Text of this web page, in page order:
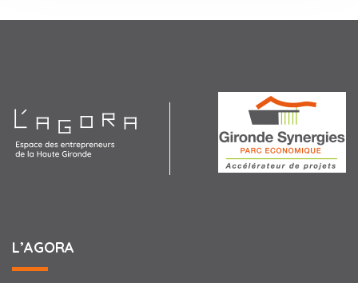
L’AGORA